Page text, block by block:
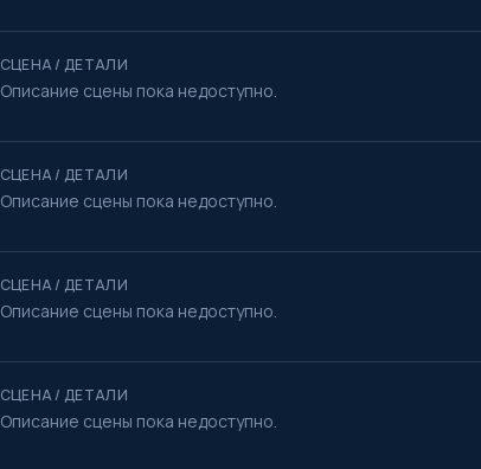
СЦЕНА / ДЕТАЛИ
Описание сцены пока недоступно.
СЦЕНА / ДЕТАЛИ
Описание сцены пока недоступно.
СЦЕНА / ДЕТАЛИ
Описание сцены пока недоступно.
СЦЕНА / ДЕТАЛИ
Описание сцены пока недоступно.